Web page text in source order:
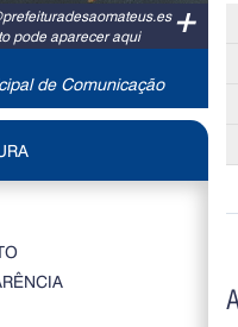
+
pode aparecer aqui
de Comunicação